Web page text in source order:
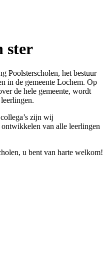
ster
Poolsterscholen, het bestuur
in de gemeente Lochem. Op
de hele gemeente, wordt
zijn wij
van alle leerlingen
u bent van harte welkom!